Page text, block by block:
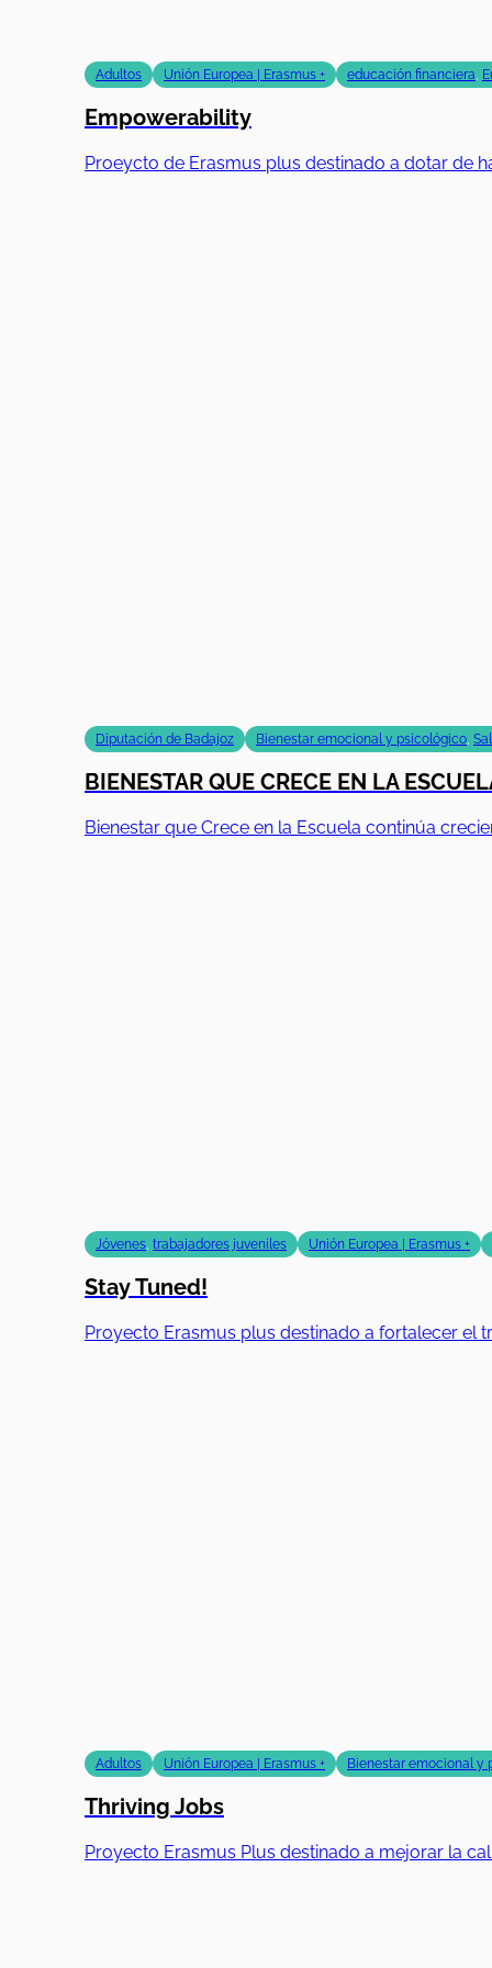
Adultos Unión Europea | Erasmus + educación financiera,
Empowerability
Proeycto de Erasmus plus destinado a dotar de
Diputación de Badajoz Bienestar emocional y psicológico,
BIENESTAR QUE CRECE EN LA
Bienestar que Crece en la Escuela continúa
Jóvenes, trabajadores juveniles Unión Europea | Erasmus +
Stay Tuned!
Proyecto Erasmus plus destinado a fortalecer el
Adultos Unión Europea | Erasmus + Bienestar emocional y
Thriving Jobs
Proyecto Erasmus Plus destinado a mejorar la